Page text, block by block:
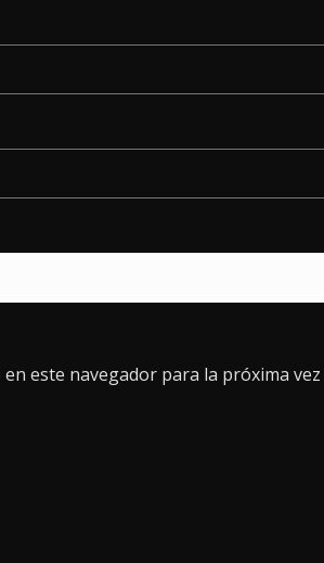
este navegador para la próxima